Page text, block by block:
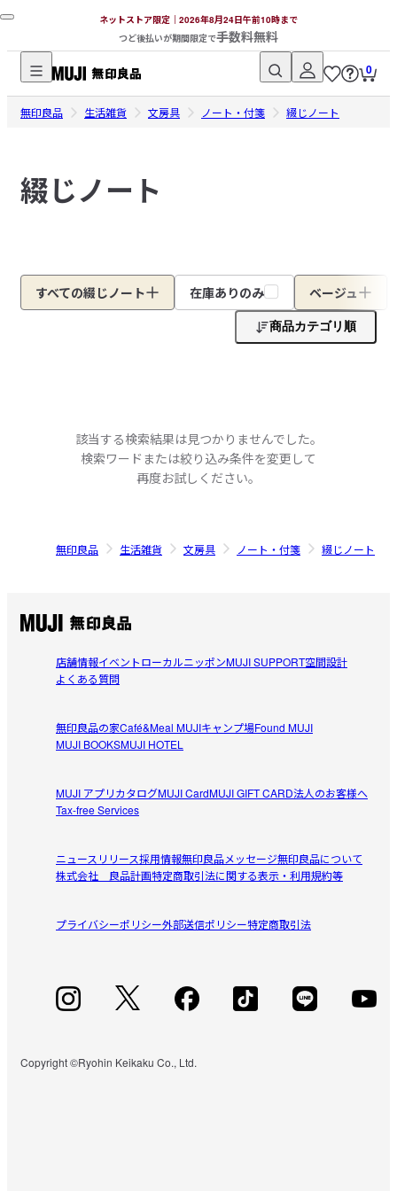
ネットストア限定｜2026年8月24日午前10時まで
つど後払いが期間限定で手数料無料
無
印
ネ
ッ
ト
ア
0
無印良品 生活雑貨 文房具 ノート・付箋 綴じノート
綴じノート
すべての綴じノート 在庫ありのみ ベージュ
商品カテゴリ順
該当する検索結果は見つかりませんでした。
検索ワードまたは絞り込み条件を変更して
再度お試しください。
無印良品 生活雑貨 文房具 ノート・付箋 綴じノート
店舗情報イベントローカルニッポンMUJI SUPPORT空間設計
よくある質問
無印良品の家Café&Meal MUJIキャンプ場Found MUJI
MUJI BOOKSMUJI HOTEL
MUJI アプリカタログMUJI CardMUJI GIFT CARD法人のお客様へ
Tax-free Services
ニュースリリース採用情報無印良品メッセージ無印良品について
株式会社 良品計画特定商取引法に関する表示・利用規約等
プライバシーポリシー外部送信ポリシー特定商取引法
Copyright ©Ryohin Keikaku Co., Ltd.